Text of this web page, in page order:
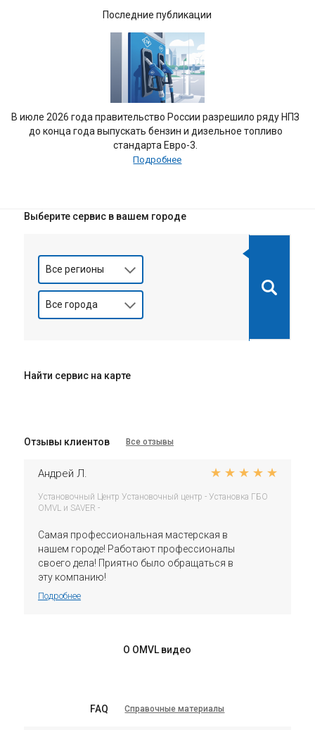
Последние публикации
В июле 2026 года правительство России разрешило ряду НПЗ
до конца года выпускать бензин и дизельное топливо
стандарта Евро-3.
Подробнее
Выберите сервис в вашем городе
Все регионы
Все города
Найти сервис на карте
Отзывы клиентов Все отзывы
Андрей Л.
Установочный Центр Установочный центр - Установка ГБО
OMVL и SAVER -
Самая профессиональная мастерская в
нашем городе! Работают профессионалы
своего дела! Приятно было обращаться в
эту компанию!
Подробнее
О OMVL видео
FAQ Справочные материалы